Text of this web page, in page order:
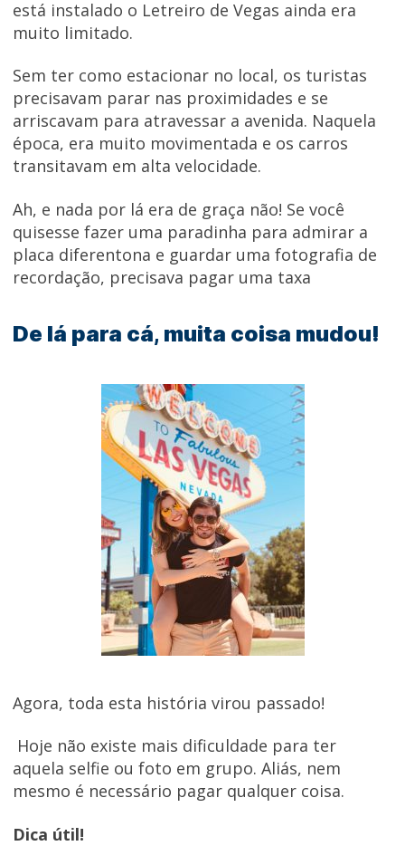
está instalado o Letreiro de Vegas ainda era
muito limitado.
Sem ter como estacionar no local, os turistas
precisavam parar nas proximidades e se
arriscavam para atravessar a avenida. Naquela
época, era muito movimentada e os carros
transitavam em alta velocidade.
Ah, e nada por lá era de graça não! Se você
quisesse fazer uma paradinha para admirar a
placa diferentona e guardar uma fotografia de
recordação, precisava pagar uma taxa
De lá para cá, muita coisa mudou!
Agora, toda esta história virou passado!
Hoje não existe mais dificuldade para ter
aquela selfie ou foto em grupo. Aliás, nem
mesmo é necessário pagar qualquer coisa.
Dica útil!